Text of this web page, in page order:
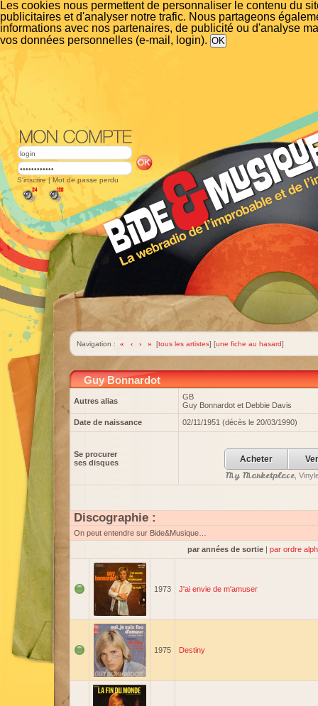
Les cookies nous permettent de personnaliser le contenu du
publicitaires et d'analyser notre trafic. Nous partageons
informations avec nos partenaires, de publicité ou d'analyse
vos données personnelles (e-mail, login).
S'inscrire | Mot de passe perdu
Navigation : « ‹ › » [tous les artistes] [une fiche au hasard]
Guy Bonnardot
Autres alias
GB
Guy Bonnardot et Debbie Davis
Date de naissance
02/11/1951 (décès le 20/03/1990)
Se procurer
ses disques
Acheter
My Marketplace,
Discographie :
On peut entendre sur Bide&Musique…
par années de sortie | par ordre
1973 J'ai envie de m'amuser
1975 Destiny